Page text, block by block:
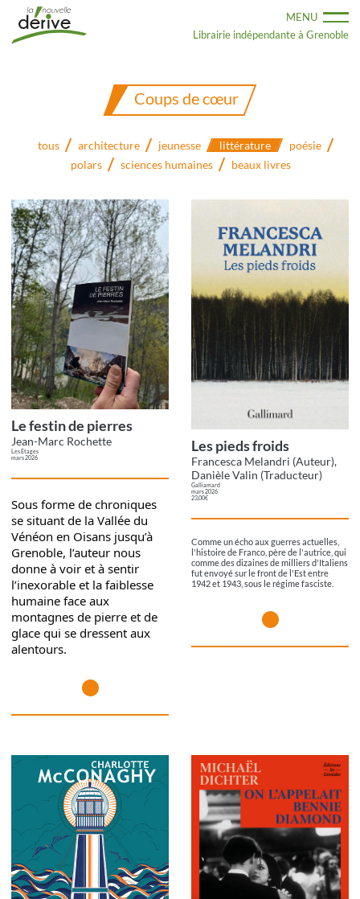
contenu
principal
Librairie indépendante à Grenoble
MENU
Coups de cœur
tous architecture jeunesse littérature
poésie
polars
sciences humaines beaux livres
Le festin de pierres
Jean-Marc Rochette
Les Etages
mars 2026
Sous forme de chroniques
se situant de la Vallée du
Vénéon en Oisans jusqu’à
Grenoble, l’auteur nous
donne à voir et à sentir
l’inexorable et la faiblesse
humaine face aux
montagnes de pierre et de
glace qui se dressent aux
alentours.
Les pieds froids
Francesca Melandri (Auteur),
Danièle Valin (Traducteur)
Galliamard
mars 2026
23,00€
Comme un écho aux guerres actuelles,
l'histoire de Franco, père de l'autrice, qui
comme des dizaines de milliers d'Italiens
fut envoyé sur le front de l'Est entre
1942 et 1943, sous le régime fasciste.